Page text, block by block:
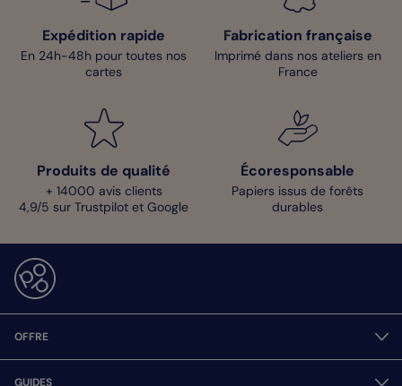
Expédition rapide
En 24h-48h pour toutes nos
cartes
Fabrication française
Imprimé dans nos ateliers en
France
Produits de qualité
+ 14000 avis clients
4,9/5 sur Trustpilot et Google
Écoresponsable
Papiers issus de forêts
durables
OFFRE
GUIDES